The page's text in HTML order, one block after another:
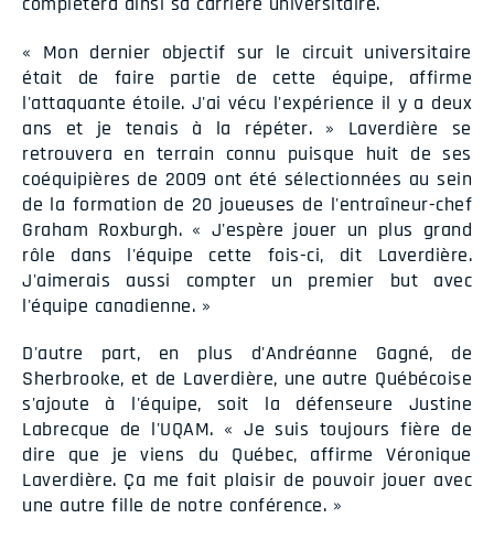
« Mon dernier objectif sur le circuit universitaire
était de faire partie de cette équipe, affirme
l'attaquante étoile. J'ai vécu l'expérience il y a deux
ans et je tenais à la répéter. » Laverdière se
retrouvera en terrain connu puisque huit de ses
coéquipières de 2009 ont été sélectionnées au sein
de la formation de 20 joueuses de l'entraîneur-chef
Graham Roxburgh. « J'espère jouer un plus grand
rôle dans l'équipe cette fois-ci, dit Laverdière.
J'aimerais aussi compter un premier but avec
l'équipe canadienne. »
D'autre part, en plus d'Andréanne Gagné, de
Sherbrooke, et de Laverdière, une autre Québécoise
s'ajoute à l'équipe, soit la défenseure Justine
Labrecque de l'UQAM. « Je suis toujours fière de
dire que je viens du Québec, affirme Véronique
Laverdière. Ça me fait plaisir de pouvoir jouer avec
une autre fille de notre conférence. »